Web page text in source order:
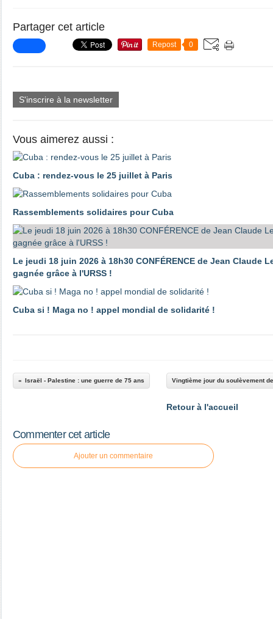
Partager cet article
Repost 0
S'inscrire à la newsletter
Vous aimerez aussi :
Cuba : rendez-vous le 25 juillet à Paris
Rassemblements solidaires pour Cuba
Le jeudi 18 juin 2026 à 18h30 CONFÉRENCE de Jean Claude
gagnée grâce à l'URSS !
Cuba si ! Maga no ! appel mondial de solidarité !
Israël - Palestine : une guerre de 75 ans Vingtième jour du soulèvement
Retour à l'accueil
Commenter cet article
Ajouter un commentaire